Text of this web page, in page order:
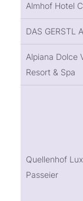
Almhof Hotel
DAS GERSTL
Alpiana Dolce
Resort & Spa
Quellenhof
Passeier